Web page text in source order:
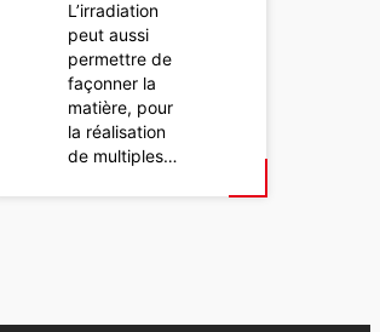
L’irradiation
peut aussi
permettre de
façonner la
matière, pour
la réalisation
de multiples…